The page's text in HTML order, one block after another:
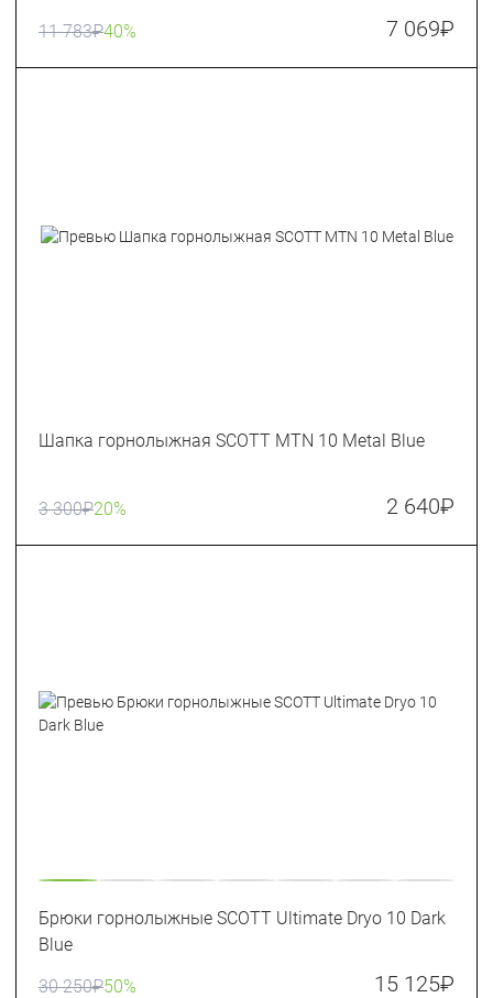
11 783₽40% 7 069₽
Шапка горнолыжная SCOTT MTN 10 Metal Blue
3 300₽20% 2 640₽
Брюки горнолыжные SCOTT Ultimate Dryo 10 Dark
Blue
30 250₽50% 15 125₽